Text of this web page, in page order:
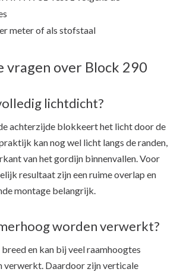
meter of als stofstaal
vragen over Block 290
lichtdicht?
achterzijde blokkeert het licht door de
kan nog wel licht langs de randen,
van het gordijn binnenvallen. Voor
resultaat zijn een ruime overlap en
montage belangrijk.
worden verwerkt?
en kan bij veel raamhoogtes
verwerkt. Daardoor zijn verticale